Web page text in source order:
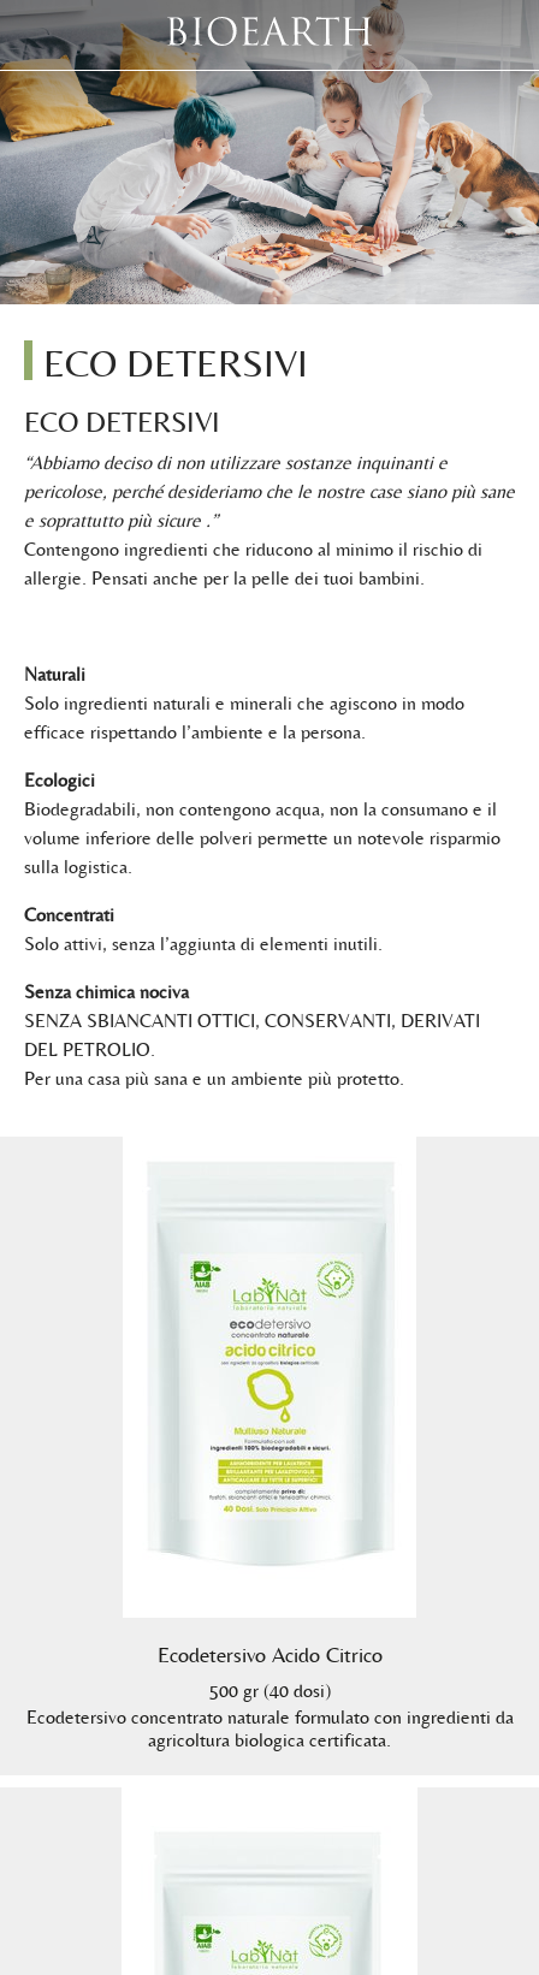
ECO DETERSIVI
ECO DETERSIVI
“Abbiamo deciso di non utilizzare sostanze inquinanti e
pericolose, perché desideriamo che le nostre case siano più sane
e soprattutto più sicure .”
Contengono ingredienti che riducono al minimo il rischio di
allergie. Pensati anche per la pelle dei tuoi bambini.
Naturali
Solo ingredienti naturali e minerali che agiscono in modo
efficace rispettando l’ambiente e la persona.
Ecologici
Biodegradabili, non contengono acqua, non la consumano e il
volume inferiore delle polveri permette un notevole risparmio
sulla logistica.
Concentrati
Solo attivi, senza l’aggiunta di elementi inutili.
Senza chimica nociva
SENZA SBIANCANTI OTTICI, CONSERVANTI, DERIVATI
DEL PETROLIO.
Per una casa più sana e un ambiente più protetto.
Ecodetersivo Acido Citrico
500 gr (40 dosi)
Ecodetersivo concentrato naturale formulato con ingredienti da
agricoltura biologica certificata.